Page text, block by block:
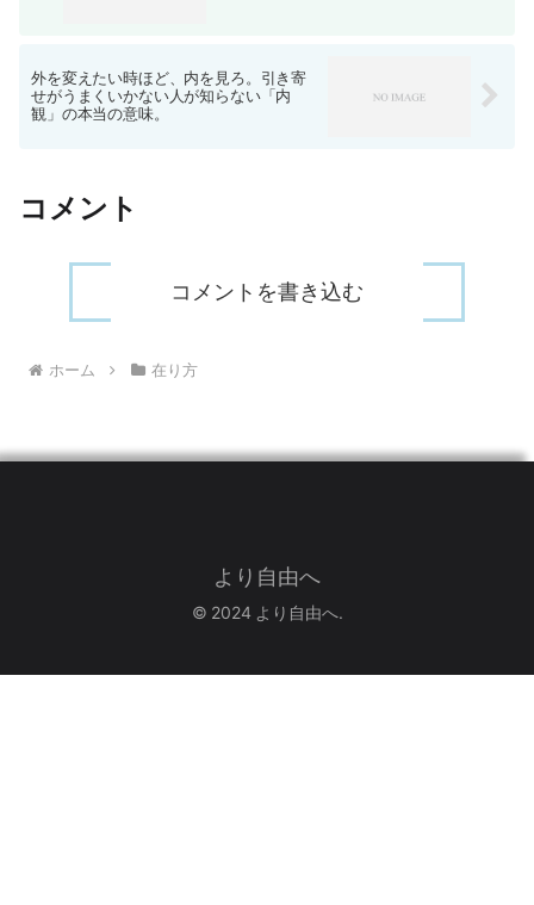
外を変えたい時ほど、内を見ろ。引き寄
せがうまくいかない人が知らない「内
観」の本当の意味。
コメント
コメントを書き込む
ホーム 在り方
より自由へ
© 2024 より自由へ.